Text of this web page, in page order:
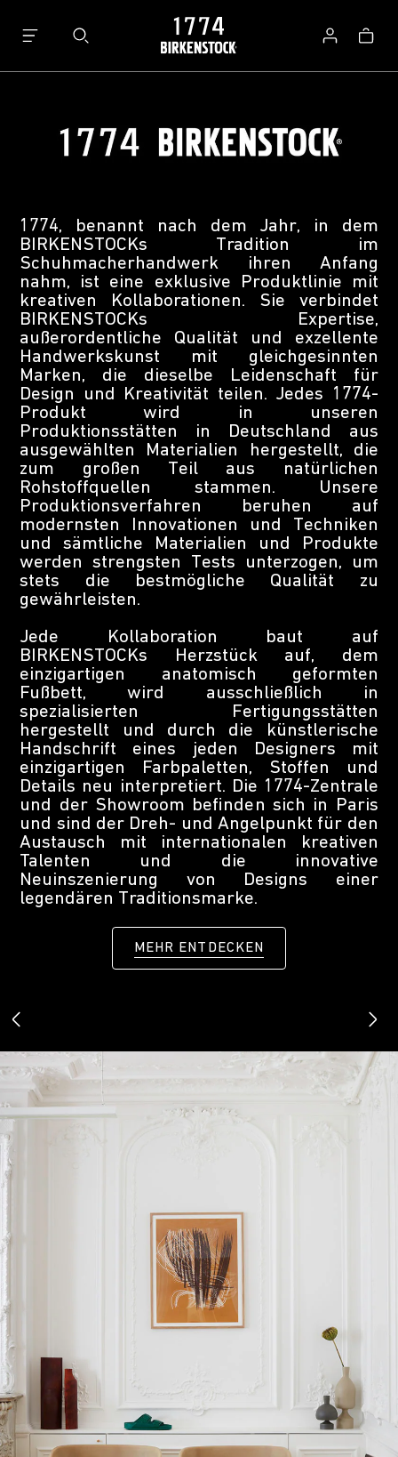
Anmelden
1774, benannt nach dem Jahr, in dem
BIRKENSTOCKs Tradition im
Schuhmacherhandwerk ihren Anfang
nahm, ist eine exklusive Produktlinie mit
kreativen Kollaborationen. Sie verbindet
BIRKENSTOCKs Expertise,
außerordentliche Qualität und exzellente
Handwerkskunst mit gleichgesinnten
Marken, die dieselbe Leidenschaft für
Design und Kreativität teilen. Jedes 1774-
Produkt wird in unseren
Produktionsstätten in Deutschland aus
ausgewählten Materialien hergestellt, die
zum großen Teil aus natürlichen
Rohstoffquellen stammen. Unsere
Produktionsverfahren beruhen auf
modernsten Innovationen und Techniken
und sämtliche Materialien und Produkte
werden strengsten Tests unterzogen, um
stets die bestmögliche Qualität zu
gewährleisten.
Jede Kollaboration baut auf
BIRKENSTOCKs Herzstück auf, dem
einzigartigen anatomisch geformten
Fußbett, wird ausschließlich in
spezialisierten Fertigungsstätten
hergestellt und durch die künstlerische
Handschrift eines jeden Designers mit
einzigartigen Farbpaletten, Stoffen und
Details neu interpretiert. Die 1774-Zentrale
und der Showroom befinden sich in Paris
und sind der Dreh- und Angelpunkt für den
Austausch mit internationalen kreativen
Talenten und die innovative
Neuinszenierung von Designs einer
legendären Traditionsmarke.
MEHR ENTDECKEN